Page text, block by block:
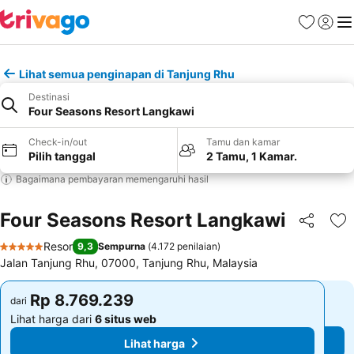
FavoritLogin
Lihat semua penginapan di Tanjung Rhu
Destinasi
Four Seasons Resort Langkawi
Check-in/out
Pilih tanggal
Tamu dan kamar
2 Tamu, 1 Kamar.
Bagaimana pembayaran memengaruhi hasil
Four Seasons Resort Langkawi Bagikan
5 Bintang
Resor 9,3 Sempurna (4.172 penilaian)
Jalan Tanjung Rhu, 07000, Tanjung Rhu, Malaysia
dari Rp 8.769.239
Lihat harga dari 6 situs web
Lihat harga
dari Rp 8.769.239
Lihat harga dari 6 situs web
Lihat harga